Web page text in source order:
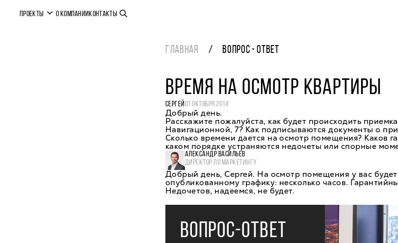
ПРОЕКТЫ О КОМПАНИИКОНТАКТЫ
ГЛАВНАЯ ВОПРОС - ОТВЕТ
ВРЕМЯ НА ОСМОТР КВАРТИРЫ
СЕРГЕЙ01 ОКТЯБРЯ 2014
Добрый день.
Расскажите пожалуйста, как будет происходить
Навигационной, 7? Как подписываются документы о
Сколько времени дается на осмотр помещения? Каков
каком порядке устраняются недочеты или спорные
АЛЕКСАНДР ВАСИЛЬЕВ
ДИРЕКТОР ПО МАРКЕТИНГУ
Добрый день, Сергей. На осмотр помещения у вас будет
опубликованному графику: несколько часов.
Недочетов, надеемся, не будет.
ВОПРОС-ОТВЕТ